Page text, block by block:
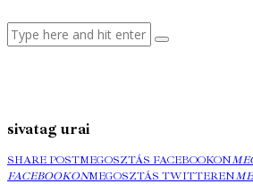
sivatag urai
SHARE POSTMEGOSZTÁS FACEBOOKON
FACEBOOKONMEGOSZTÁS TWITTEREN